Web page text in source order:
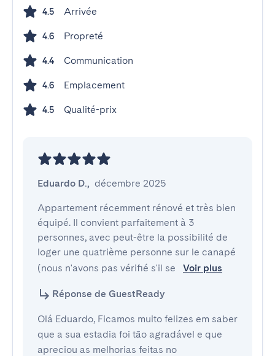
4.5 Arrivée
4.6 Propreté
4.4 Communication
4.6 Emplacement
4.5 Qualité-prix
Eduardo D., décembre 2025
Appartement récemment rénové et très bien
équipé. Il convient parfaitement à 3
personnes, avec peut-être la possibilité de
loger une quatrième personne sur le canapé
(nous n'avons pas vérifié s'il se
Voir plus
Réponse de GuestReady
Olá Eduardo, Ficamos muito felizes em saber
que a sua estadia foi tão agradável e que
apreciou as melhorias feitas no